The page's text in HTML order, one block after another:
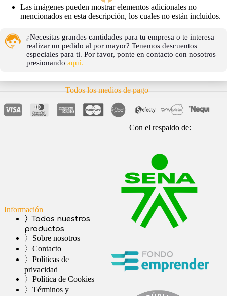
Las imágenes pueden mostrar elementos adicionales no
mencionados en esta descripción, los cuales no están incluidos.
¿Necesitas grandes cantidades para tu empresa o te interesa
realizar un pedido al por mayor? Tenemos descuentos
especiales para ti. Por favor, ponte en contacto con nosotros
presionando aquí.
Todos los medios de pago
Información
〉Todos nuestros
productos
〉Sobre nosotros
〉Contacto
〉Políticas de
privacidad
〉Política de Cookies
〉Términos y
Con el respaldo de: